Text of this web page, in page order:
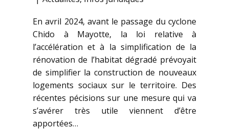
En avril 2024, avant le passage du cyclone
Chido à Mayotte, la loi relative à
l’accélération et à la simplification de la
rénovation de l’habitat dégradé prévoyait
de simplifier la construction de nouveaux
logements sociaux sur le territoire. Des
récentes pécisions sur une mesure qui va
s’avérer très utile viennent d’être
apportées…